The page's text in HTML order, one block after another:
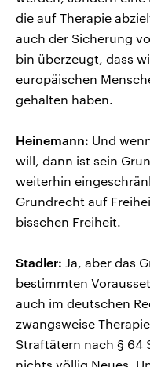
die auf Therapie
auch der Sicherung
bin überzeugt, dass
europäischen
gehalten haben.
Heinemann: Und
will, dann ist sein
weiterhin
Grundrecht auf
bisschen Freiheit.
Stadler: Ja, aber das
bestimmten
auch im deutschen
zwangsweise
Straftätern nach § 64